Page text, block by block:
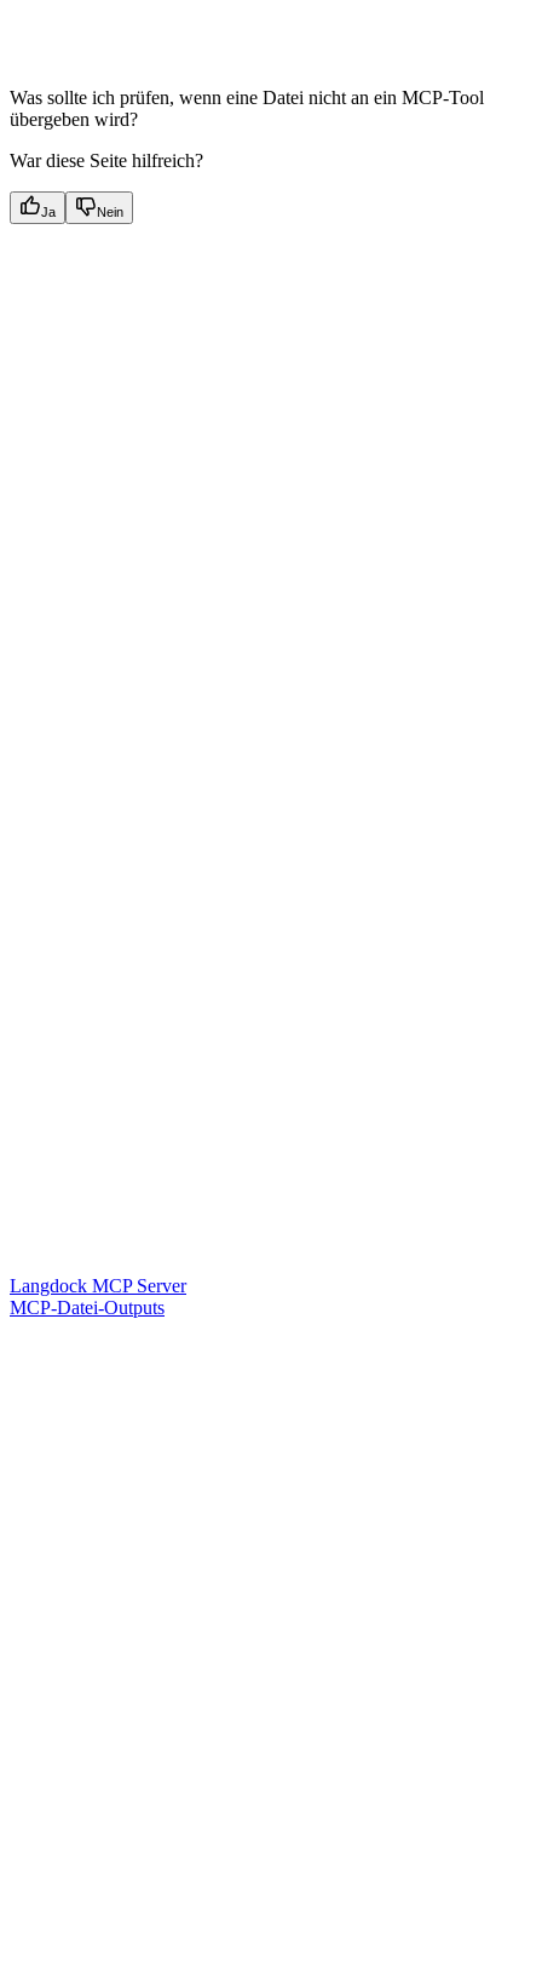
Was sollte ich prüfen, wenn eine Datei nicht an ein MCP-Tool
übergeben wird?
War diese Seite hilfreich?
Ja Nein
Langdock MCP Server
MCP-Datei-Outputs